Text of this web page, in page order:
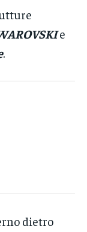
e
.
dietro